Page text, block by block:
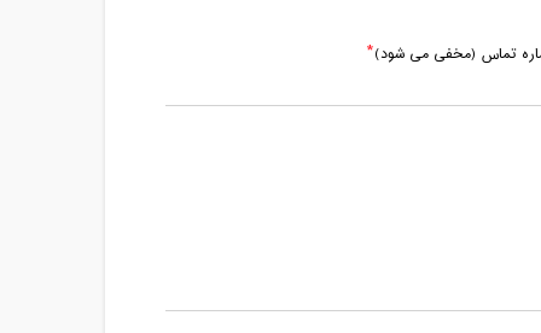
مدت کلاس : 01:30 ساعت
تماس (مخفی می شود)